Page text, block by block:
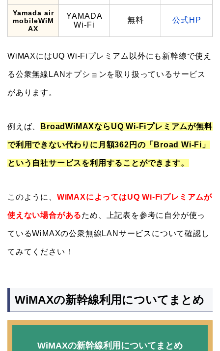
Yamada air
mobileWiM
AX
YAMADA
Wi-Fi
無料 公式HP
WiMAXにはUQ Wi-Fiプレミアム以外にも新幹線で使え
る公衆無線LANオプションを取り扱っているサービス
があります。
例えば、 BroadWiMAXならUQ Wi-Fiプレミアムが無料
で利用できない代わりに月額362円の「Broad Wi-Fi」
という自社サービスを利用することができます。
このように、 WiMAXによってはUQ Wi-Fiプレミアムが
使えない場合があるため、上記表を参考に自分が使っ
ているWiMAXの公衆無線LANサービスについて確認し
てみてください！
WiMAXの新幹線利用についてまとめ
WiMAXの新幹線利用についてまとめ